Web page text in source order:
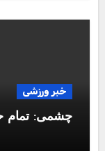
خبر ورزشی
چشمی: تمام